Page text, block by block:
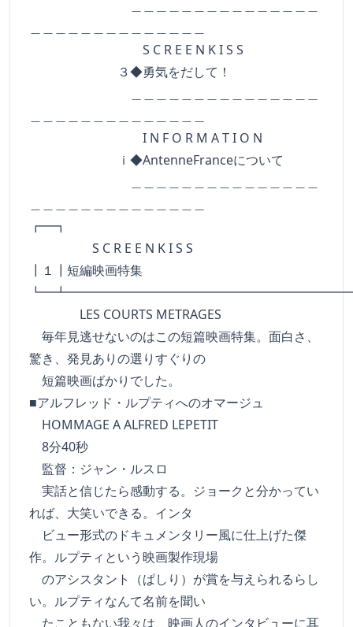
S C R E E N K I S S
３◆勇気をだして！
I N F O R M A T I O N
ｉ◆AntenneFranceについて
┏━┓
S C R E E N K I S S
┃１┃短編映画特集
LES COURTS METRAGES
毎年見逃せないのはこの短篇映画特集。面白さ、
驚き、発見ありの選りすぐりの
短篇映画ばかりでした。
■アルフレッド・ルプティへのオマージュ
HOMMAGE A ALFRED LEPETIT
8分40秒
監督：ジャン・ルスロ
実話と信じたら感動する。ジョークと分かってい
れば、大笑いできる。インタ
ビュー形式のドキュメンタリー風に仕上げた傑
作。ルプティという映画製作現場
のアシスタント（ぱしり）が賞を与えられるらし
い。ルプティなんて名前を聞い
たこともない我々は、映画人のインタビューに耳